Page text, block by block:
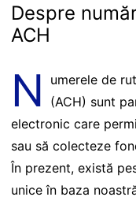
Despre
ACH
N
umerele de
(ACH) sunt
electronic care
sau să colecteze
În prezent, există
unice în baza